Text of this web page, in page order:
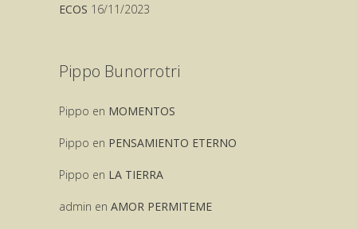
ECOS 16/11/2023
Pippo Bunorrotri
Pippo en MOMENTOS
Pippo en PENSAMIENTO ETERNO
Pippo en LA TIERRA
admin en AMOR PERMITEME